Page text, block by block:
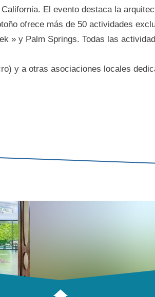
El evento destaca la
ofrece más de 50 actividades
» y Palm Springs. Todas las
y a otras asociaciones locales